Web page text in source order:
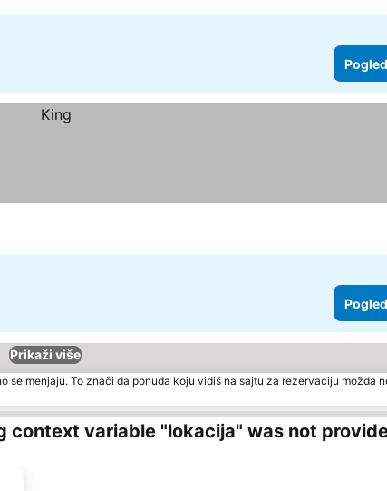
Prikaži više
menjaju. To znači da ponuda koju vidiš na sajtu za rezervaciju možda
context variable "lokacija" was not